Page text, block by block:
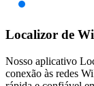
Localizor de
Nosso aplicativo
conexão às redes